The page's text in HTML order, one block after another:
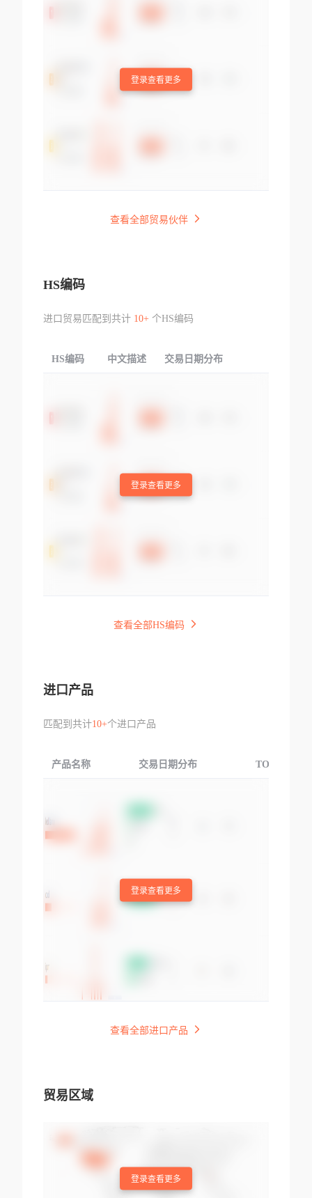
登录查看更多
查看全部贸易伙伴
HS编码
进口贸易匹配到共计 10+个HS编码
HS编码 中文描述 交易日期分布
登录查看更多
查看全部HS编码
进口产品
匹配到共计10+个进口产品
产品名称 交易日期分布 TOP3交易国
登录查看更多
查看全部进口产品
贸易区域
登录查看更多